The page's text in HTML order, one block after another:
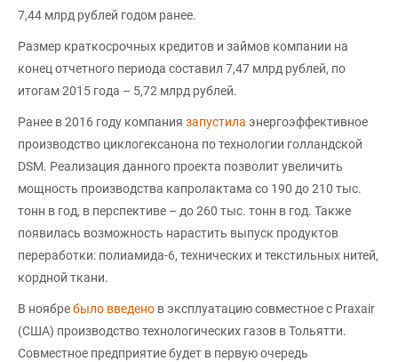
7,44 млрд рублей годом ранее.
Размер краткосрочных кредитов и займов компании на
конец отчетного периода составил 7,47 млрд рублей, по
итогам 2015 года – 5,72 млрд рублей.
Ранее в 2016 году компания запустила энергоэффективное
производство циклогексанона по технологии голландской
DSM. Реализация данного проекта позволит увеличить
мощность производства капролактама со 190 до 210 тыс.
тонн в год, в перспективе – до 260 тыс. тонн в год. Также
появилась возможность нарастить выпуск продуктов
переработки: полиамида-6, технических и текстильных нитей,
кордной ткани.
В ноябребыло введено в эксплуатацию совместное с Praxair
(США) производство технологических газов в Тольятти.
Совместное предприятие будет в первую очередь